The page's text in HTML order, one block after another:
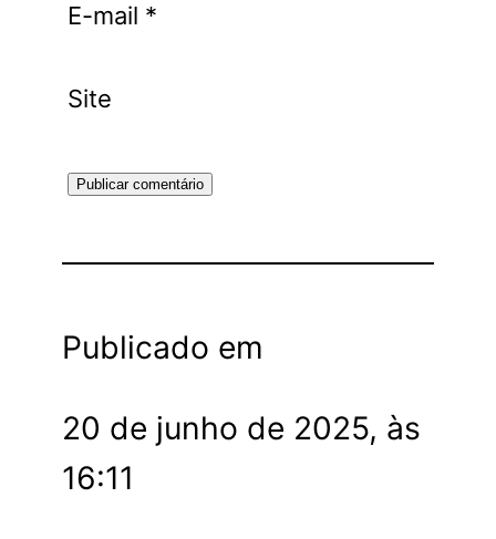
E-mail *
Site
Publicado em
20 de junho de 2025, às
16:11